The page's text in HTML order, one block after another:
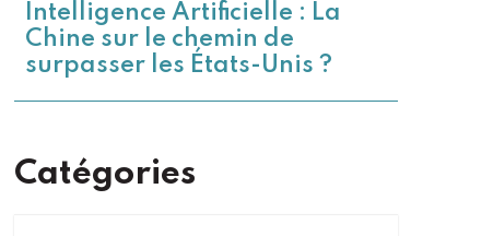
Intelligence Artificielle : La
Chine sur le chemin de
surpasser les États-Unis ?
Catégories